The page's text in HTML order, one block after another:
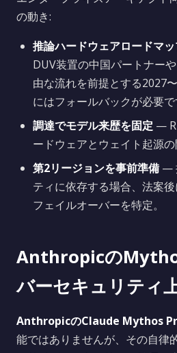
の動き:
推論ハードウェアロードマ
DUV装置の中国パートナー
由な流れを前提とする2027
にはフォールバックが必要で
調達でモデル来歴を固定 —
ードウェアとウェイト起源の
第2リージョンを事前準備 —
ティに依存する場合、法案
フェイルオーバーを特定。
Anthropicの
バーセキュリティ
AnthropicのClaude Mythos
能ではありませんが、その自律